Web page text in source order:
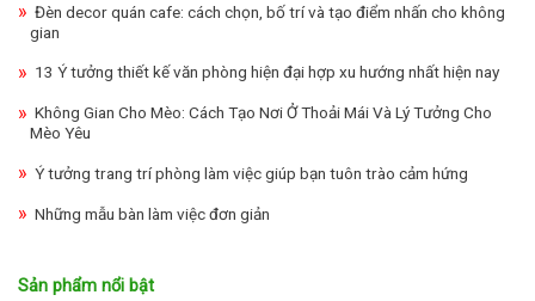
Đèn decor quán cafe: cách chọn, bố trí và tạo điểm nhấn cho không
gian
13 Ý tưởng thiết kế văn phòng hiện đại hợp xu hướng nhất hiện nay
Không Gian Cho Mèo: Cách Tạo Nơi Ở Thoải Mái Và Lý Tưởng Cho
Mèo Yêu
Ý tưởng trang trí phòng làm việc giúp bạn tuôn trào cảm hứng
Những mẫu bàn làm việc đơn giản
Sản phẩm nổi bật